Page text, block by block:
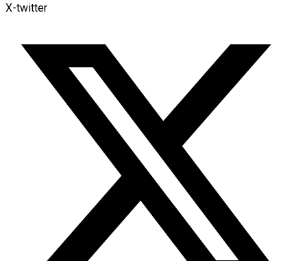
X-twitter